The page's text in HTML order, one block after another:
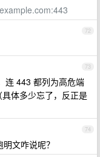
72
73
连 443 都列为高危端
具体多少忘了，反正是
74
文咋说呢？